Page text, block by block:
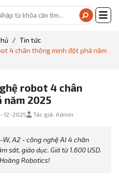
Tin tức
4 chân thông minh đột phá năm
robot 4 chân
năm 2025
12-2025 Tác giả: Admin
A2 - công nghệ AI 4 chân
sát, giáo dục. Giá từ 1.600 USD.
Robotics!